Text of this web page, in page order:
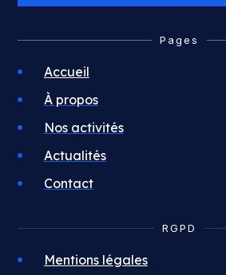
Pages
Accueil
À propos
Nos activités
Actualités
Contact
RGPD
Mentions légales